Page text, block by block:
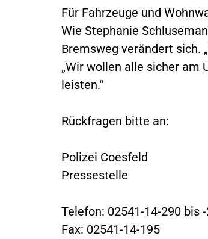
Für Fahrzeuge und
Wie Stephanie
Bremsweg verändert sich.
„Wir wollen alle sicher am
leisten.“
Rückfragen bitte an:
Polizei Coesfeld
Pressestelle
Telefon: 02541-14-290 bis
Fax: 02541-14-195